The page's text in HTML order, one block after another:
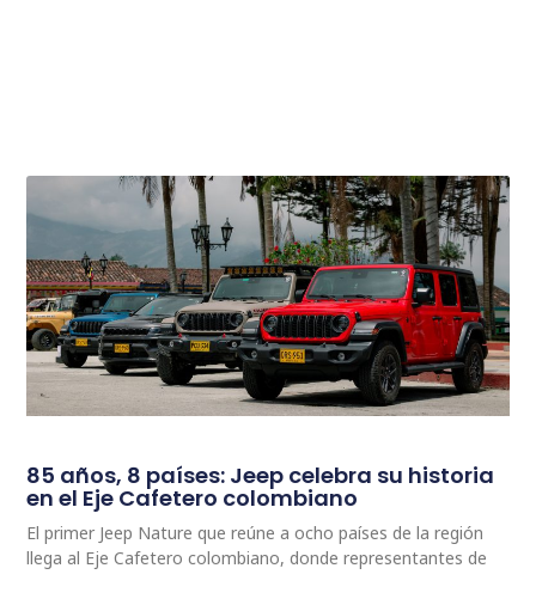
85 años, 8 países: Jeep celebra su historia
en el Eje Cafetero colombiano
El primer Jeep Nature que reúne a ocho países de la región
llega al Eje Cafetero colombiano, donde representantes de